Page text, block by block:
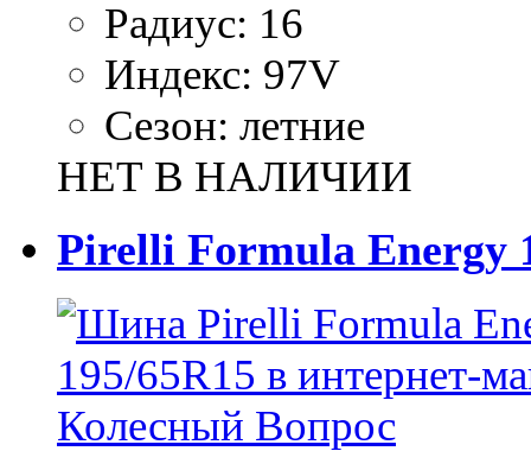
Радиус: 16
Индекс: 97V
Сезон: летние
НЕТ В НАЛИЧИИ
Pirelli Formula Energy